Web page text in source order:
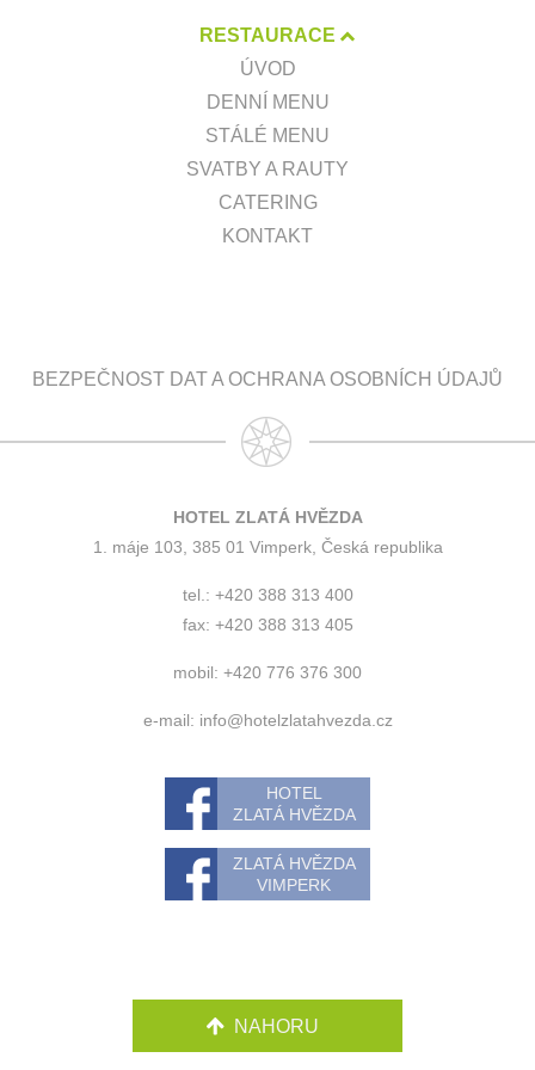
RESTAURACE
ÚVOD
DENNÍ MENU
STÁLÉ MENU
SVATBY A RAUTY
CATERING
KONTAKT
BEZPEČNOST DAT A OCHRANA OSOBNÍCH ÚDAJŮ
HOTEL ZLATÁ HVĚZDA
1. máje 103, 385 01 Vimperk, Česká republika
tel.: +420 388 313 400
fax: +420 388 313 405
mobil: +420 776 376 300
e-mail: info@hotelzlatahvezda.cz
HOTEL
ZLATÁ HVĚZDA
ZLATÁ HVĚZDA
VIMPERK
NAHORU